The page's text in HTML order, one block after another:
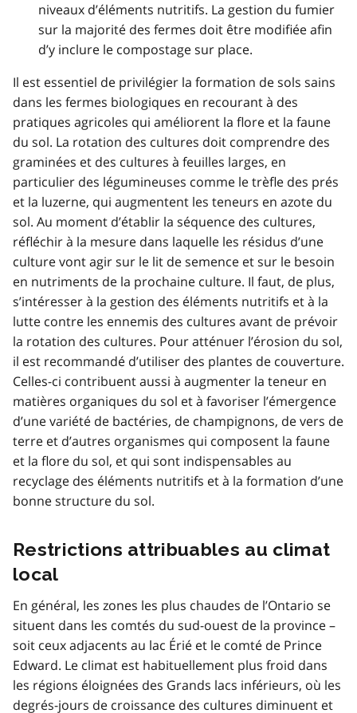
niveaux d’éléments nutritifs. La gestion du fumier
sur la majorité des fermes doit être modifiée afin
d’y inclure le compostage sur place.
Il est essentiel de privilégier la formation de sols sains
dans les fermes biologiques en recourant à des
pratiques agricoles qui améliorent la flore et la faune
du sol. La rotation des cultures doit comprendre des
graminées et des cultures à feuilles larges, en
particulier des légumineuses comme le trèfle des prés
et la luzerne, qui augmentent les teneurs en azote du
sol. Au moment d’établir la séquence des cultures,
réfléchir à la mesure dans laquelle les résidus d’une
culture vont agir sur le lit de semence et sur le besoin
en nutriments de la prochaine culture. Il faut, de plus,
s’intéresser à la gestion des éléments nutritifs et à la
lutte contre les ennemis des cultures avant de prévoir
la rotation des cultures. Pour atténuer l’érosion du sol,
il est recommandé d’utiliser des plantes de couverture.
Celles-ci contribuent aussi à augmenter la teneur en
matières organiques du sol et à favoriser l’émergence
d’une variété de bactéries, de champignons, de vers de
terre et d’autres organismes qui composent la faune
et la flore du sol, et qui sont indispensables au
recyclage des éléments nutritifs et à la formation d’une
bonne structure du sol.
Restrictions attribuables au climat
local
En général, les zones les plus chaudes de l’Ontario se
situent dans les comtés du sud-ouest de la province –
soit ceux adjacents au lac Érié et le comté de Prince
Edward. Le climat est habituellement plus froid dans
les régions éloignées des Grands lacs inférieurs, où les
degrés-jours de croissance des cultures diminuent et